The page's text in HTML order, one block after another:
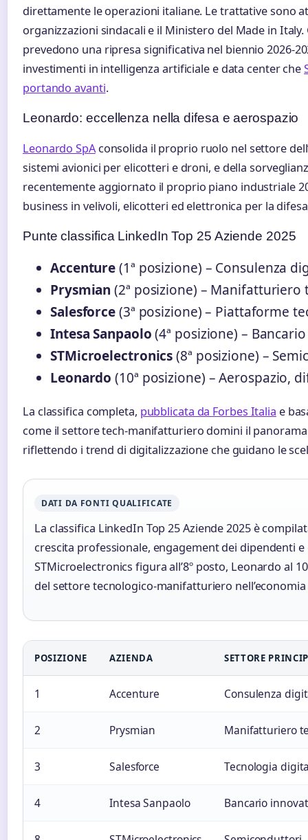
direttamente le operazioni italiane. Le trattative sono
organizzazioni sindacali e il Ministero del Made in
prevedono una ripresa significativa nel biennio 2026-
investimenti in intelligenza artificiale e data center che
portando avanti.
Leonardo: eccellenza nella difesa e aerospazio
Leonardo SpAconsolida il proprio ruolo nel settore
sistemi avionici per elicotteri e droni, e della
recentemente aggiornato il proprio piano industriale
business in velivoli, elicotteri ed elettronica per la
Punte classifica LinkedIn Top 25 Aziende 2025
Accenture(1ª posizione) – Consulenza
Prysmian (2ª posizione) –
Salesforce(3ª posizione) – Piattaforme
Intesa Sanpaolo(4ª posizione) –
STMicroelectronics(8ª posizione) –
Leonardo (10ª posizione) – Aerospazio,
La classifica completa, pubblicata da Forbes Italia e
come il settore tech-manifatturiero domini il
riflettendo i trend di digitalizzazione che guidano le
DATI DA FONTI QUALIFICATE
La classifica LinkedIn Top 25 Aziende 2025 è
crescita professionale, engagement dei dipendenti
STMicroelectronics figura all’8º posto, Leonardo al
del settore tecnologico-manifatturiero
POSIZIONE AZIENDA SETTORE
1 Accenture Consulenza
2 Prysmian Manifatturiero
3 Salesforce Tecnologia
4 Intesa Sanpaolo Bancario